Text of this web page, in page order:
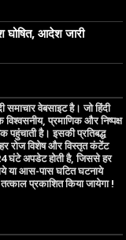
आदेश जारी
समाचार वेबसाइट है। जो हिंदी
प्रमाणिक और निष्पक्ष
पहुंचाती है। इसकी प्रतिबद्ध
रोज विशेष और विस्तृत कंटेंट
घंटे अपडेट होती है, जिससे हर
या आस-पास घटित घटनाये
प्रकाशित किया जायेगा !